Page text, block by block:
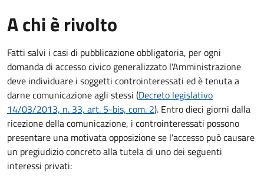
A chi è rivolto
Fatti salvi i casi di pubblicazione obbligatoria, per ogni
domanda di accesso civico generalizzato l'Amministrazione
deve individuare i soggetti controinteressati ed è tenuta a
darne comunicazione agli stessi (Decreto legislativo
14/03/2013, n. 33, art. 5-bis, com. 2). Entro dieci giorni dalla
ricezione della comunicazione, i controinteressati possono
presentare una motivata opposizione se l'accesso può causare
un pregiudizio concreto alla tutela di uno dei seguenti
interessi privati: